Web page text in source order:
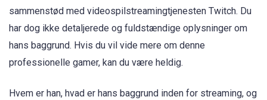
sammenstød med videospilstreamingtjenesten Twitch. Du
har dog ikke detaljerede og fuldstændige oplysninger om
hans baggrund. Hvis du vil vide mere om denne
professionelle gamer, kan du være heldig.
Hvem er han, hvad er hans baggrund inden for streaming, og